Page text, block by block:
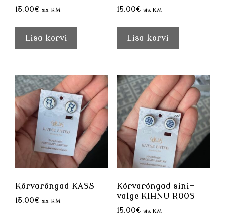
15.00€ sis. KM
Lisa korvi
15.00€ sis. KM
Lisa korvi
Kõrvarõngad KASS
15.00€ sis. KM
Kõrvarõngad sini-
valge KIHNU ROOS
15.00€ sis. KM